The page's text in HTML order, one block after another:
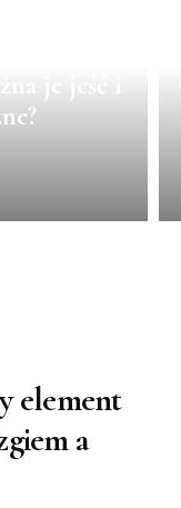
element
a